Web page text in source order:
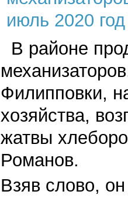
В районе
Филипповки,
хозяйства,
жатвы
Романов.
Взяв слово,